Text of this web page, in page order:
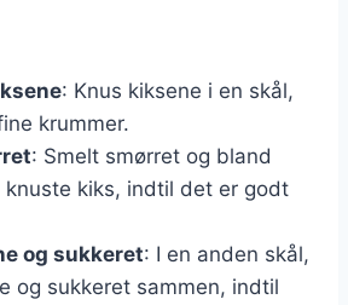
: Knus kiksene i en skål,
krummer.
: Smelt smørret og bland
kiks, indtil det er godt
og sukkeret: I en anden skål,
og sukkeret sammen, indtil